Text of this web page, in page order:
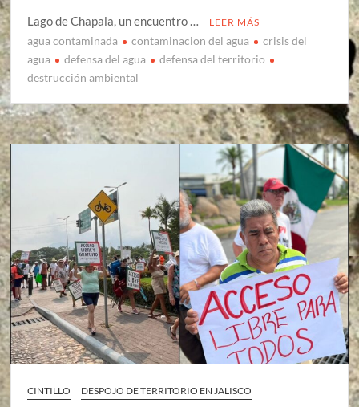
Lago de Chapala, un encuentro …
LEER MÁS
agua contaminada contaminacion del agua
crisis del
agua
defensa del agua
defensa del territorio
destrucción ambiental
CINTILLO
DESPOJO DE TERRITORIO EN JALISCO